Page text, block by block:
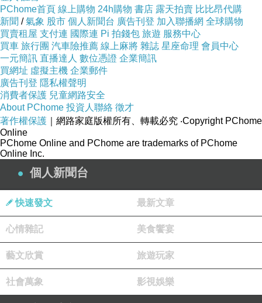
的，除非是到了極限非得要爆發不可的時刻。更
何況是一個和自己差不多年紀的女孩子在問，那
就更需要拿出男子氣概來了，不然會被瞧不起…
男生的天性，總是覺得女孩不會愛上弱爆了的男
生。
「沒什麼，就是剛才走路的時候跌倒撞到了頭，
不是什麼大不了的事情。」不擅於說謊，他並沒
有看著梟解語的眼睛，只是一邊調整桌子上的菜
盤一邊隨口回答著。
「喔？那麼剛才劉大人不是要跟你拚個死活嗎？
你不會是跌倒的時候撞到劉大人吧？」想矇我，
你這小色狼段數太低了，吵那麼大聲整個司天台
的人都聽得一清二楚，逞英雄的小屁孩最讓人討
厭了：「現在劉大人還好吧？你是不是把劉大人
推倒了不敢承認呢？」
PChome首頁 線上購物 24h購物 書店 露天拍賣 比比昂代購
新聞 /氣象 股市 個人新聞台 廣告刊登 加入聯播網 全球購物
買賣租屋 支付連 國際連 Pi 拍錢包 旅遊 服務中心
買車 旅行團 汽車險推薦 線上麻將 雜誌 星座命理 會員中心
一元簡訊 直播達人 數位憑證 企業簡訊
買網址 虛擬主機 企業郵件
廣告刊登 隱私權聲明
消費者保護 兒童網路安全
About PChome 投資人聯絡 徵才
著作權保護 ｜網路家庭版權所有、轉載必究 ‧Copyright PChome
Online
PChome Online and PChome are trademarks of PChome
Online Inc.
個人新聞台
快速發文 最新文章
心情雜記 美食饗宴
藝文欣賞 旅遊玩家
社會萬象 影視娛樂